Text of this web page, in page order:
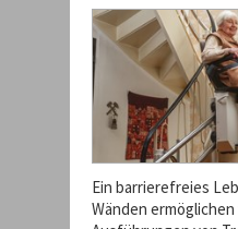
Ein barrierefreies
Wänden